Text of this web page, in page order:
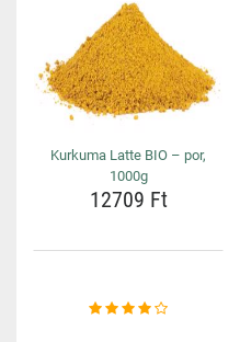
Kurkuma Latte BIO – por,
1000g
12709 Ft